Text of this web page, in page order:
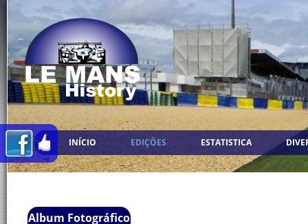
INÍCIO EDIÇÕES ESTATISTICA
Album Fotográfico